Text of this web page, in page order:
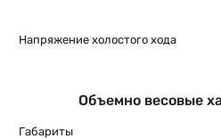
Напряжение холостого хода
Объемно весовые
Габариты